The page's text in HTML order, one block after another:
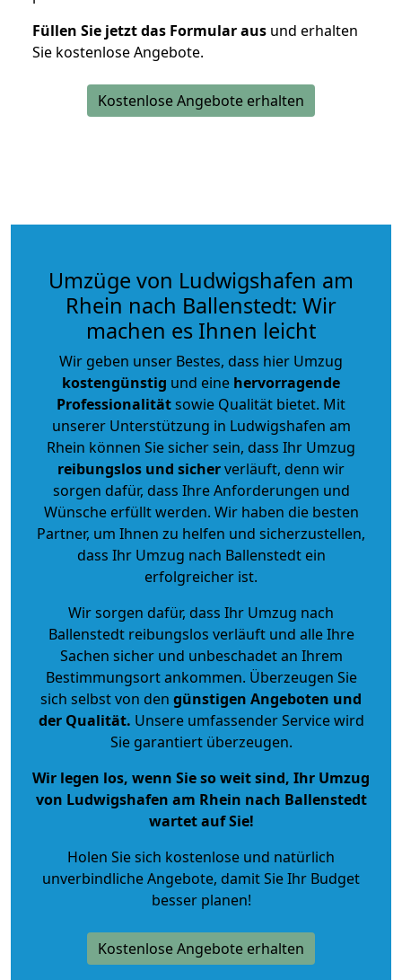
Füllen Sie jetzt das Formular aus und erhalten
Sie kostenlose Angebote.
Kostenlose Angebote erhalten
Umzüge von Ludwigshafen am
Rhein nach Ballenstedt: Wir
machen es Ihnen leicht
Wir geben unser Bestes, dass hier Umzug
kostengünstig und eine hervorragende
Professionalitätsowie Qualität bietet. Mit
unserer Unterstützung in Ludwigshafen am
Rhein können Sie sicher sein, dass Ihr Umzug
reibungslos und sicherverläuft, denn wir
sorgen dafür, dass Ihre Anforderungen und
Wünsche erfüllt werden. Wir haben die besten
Partner, um Ihnen zu helfen und sicherzustellen,
dass Ihr Umzug nach Ballenstedt ein
erfolgreicher ist.
Wir sorgen dafür, dass Ihr Umzug nach
Ballenstedt reibungslos verläuft und alle Ihre
Sachen sicher und unbeschadet an Ihrem
Bestimmungsort ankommen. Überzeugen Sie
sich selbst von den günstigen Angeboten und
der Qualität. Unsere umfassender Service wird
Sie garantiert überzeugen.
Wir legen los, wenn Sie so weit sind, Ihr Umzug
von Ludwigshafen am Rhein nach Ballenstedt
wartet auf Sie!
Holen Sie sich kostenlose und natürlich
unverbindliche Angebote, damit Sie Ihr Budget
besser planen!
Kostenlose Angebote erhalten